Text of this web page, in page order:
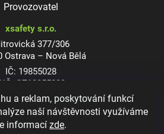
a reklam, poskytování funkcí
naší návštěvnosti využíváme
informacízde.
Provozovatel
xsafety s.r.o.
377/306
Ostrava – Nová Bělá
IČ: 19855028
CZ19855028